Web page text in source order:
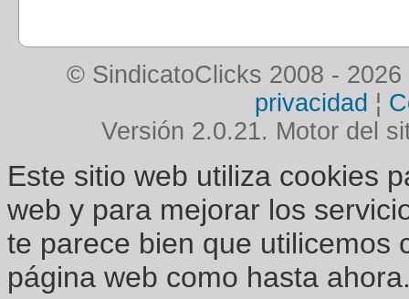
© SindicatoClicks 2008 - 2026
privacidad ¦
Versión 2.0.21. Motor del
Este sitio web utiliza cookies
web y para mejorar los
te parece bien que utilicemos
página web como hasta